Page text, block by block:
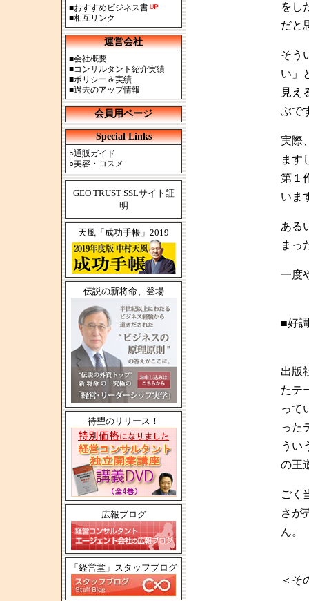
■おすすめビジネス書
■相互リンク
運営会社
■会社概要
■コンサルタント紹介実績
■ポリシー＆実績
■過去のアップ情報
会員用ページ
Special Links
○通販ガイド
○美容・コスメ
GEO TRUST SSLサイト証
明
天風「成功手帳」2019
伝説の新将命、登場
待望のリリース！
広報ブログ
「経営堂」スタッフブログ
をし
だと
そう
い」
見え
ぶで
実際
ます
第１
いま
ある
まっ
一度
■好
出版
たテ
って
った
うい
の王
ごく
さが
ん。
＜そ